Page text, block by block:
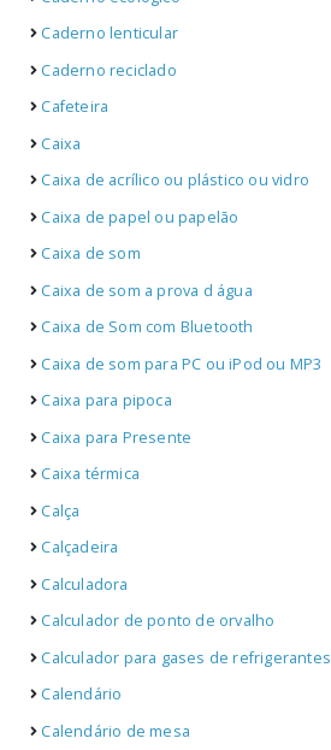
Caderno lenticular
Caderno reciclado
Cafeteira
Caixa
Caixa de acrílico ou plástico ou vidro
Caixa de papel ou papelão
Caixa de som
Caixa de som a prova d água
Caixa de Som com Bluetooth
Caixa de som para PC ou iPod ou MP3
Caixa para pipoca
Caixa para Presente
Caixa térmica
Calça
Calçadeira
Calculadora
Calculador de ponto de orvalho
Calculador para gases de refrigerantes
Calendário
Calendário de mesa